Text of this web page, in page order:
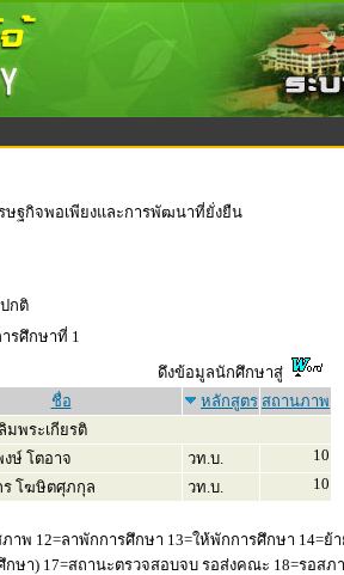
รษฐกิจพอเพียงและการพัฒนาที่ยั่งยืน
กติ
รศึกษาที่ 1
ดึงข้อมูลนักศึกษาสู่
ชื่อ หลักสูตร สถานภาพ
มพระเกียรติ
ษ์ โตอาจ วท.บ.
10
โฆษิตศุภกุล วท.บ.
10
ภาพ 12=ลาพักการศึกษา 13=ให้พักการศึกษา 14=
ษา) 17=สถานะตรวจสอบจบ รอส่งคณะ 18=รอสภ